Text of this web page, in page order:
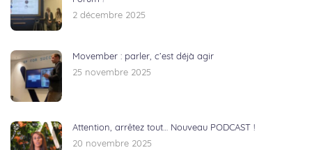
2 décembre 2025
Movember : parler, c’est déjà agir
25 novembre 2025
Attention, arrêtez tout… Nouveau PODCAST !
20 novembre 2025